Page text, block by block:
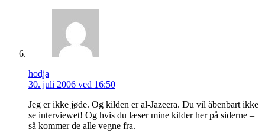
hodja
30. juli 2006 ved 16:50
Jeg er ikke jøde. Og kilden er al-Jazeera. Du vil åbenbart ikke
se interviewet! Og hvis du læser mine kilder her på siderne –
så kommer de alle vegne fra.